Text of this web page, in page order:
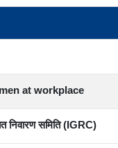
at workplace
निवारण समिति (IGRC)